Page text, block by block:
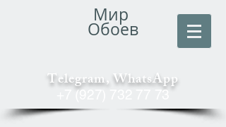
Мир
Обоев
Telegram, WhatsApp
+7 (927) 732 77 73